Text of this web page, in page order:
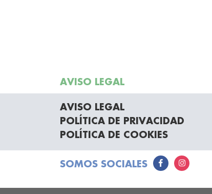
AVISO LEGAL
AVISO LEGAL
POLÍTICA DE PRIVACIDAD
POLÍTICA DE COOKIES
SOMOS SOCIALES